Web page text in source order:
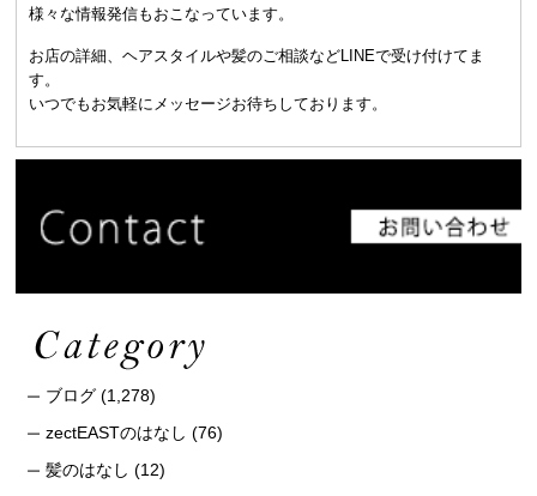
様々な情報発信もおこなっています。
お店の詳細、ヘアスタイルや髪のご相談などLINEで受け付けてま
す。
いつでもお気軽にメッセージお待ちしております。
ブログ (1,278)
zectEASTのはなし (76)
髪のはなし (12)